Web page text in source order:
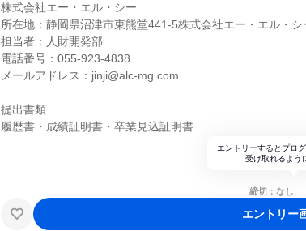
株式会社エー・エル・シー
所在地：静岡県沼津市東熊堂441-5株式会社エー・エル・
担当者：人財開発部
電話番号：055-923-4838
メールアドレス：jinji@alc-mg.com
提出書類
履歴書・成績証明書・卒業見込証明書
エントリーするとプロ
受け取れるよう
締切：なし
エントリー